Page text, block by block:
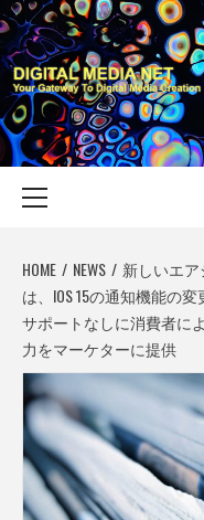
Skip
to
content
YOUR GATEWAY TO DIGITAL
HOME NEWS
新しいエ
は、IOS 15の通知機能の
サポートなしに消費者に
力をマーケターに提供